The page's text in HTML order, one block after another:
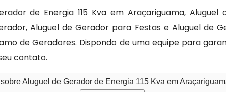
de Energia 115 Kva em Araçariguama,
Aluguel de Gerador para Festas e Aluguel de
de Geradores. Dispondo de uma equipe para
contato.
Aluguel de Gerador de Energia 115 Kva em